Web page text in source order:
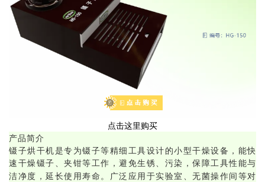
点击这里购买
产品简介
镊子烘干机是专为镊子等精细工具设计的小型干燥设备，能快
速干燥镊子、夹钳等工作，避免生锈、污染，保障工具性能与
洁净度，延长使用寿命。广泛应用于实验室、无菌操作间等对